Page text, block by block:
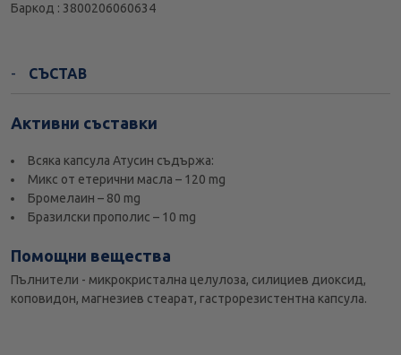
Баркод : 3800206060634
СЪСТАВ
Активни съставки
Всяка капсула Атусин съдържа:
Микс от етерични масла – 120 mg
Бромелаин – 80 mg
Бразилски прополис – 10 mg
Помощни вещества
Пълнители - микрокристална целулоза, силициев диоксид,
коповидон, магнезиев стеарат, гастрорезистентна капсула.